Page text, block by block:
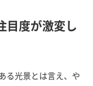
目度が激変し
る光景とは言え、や